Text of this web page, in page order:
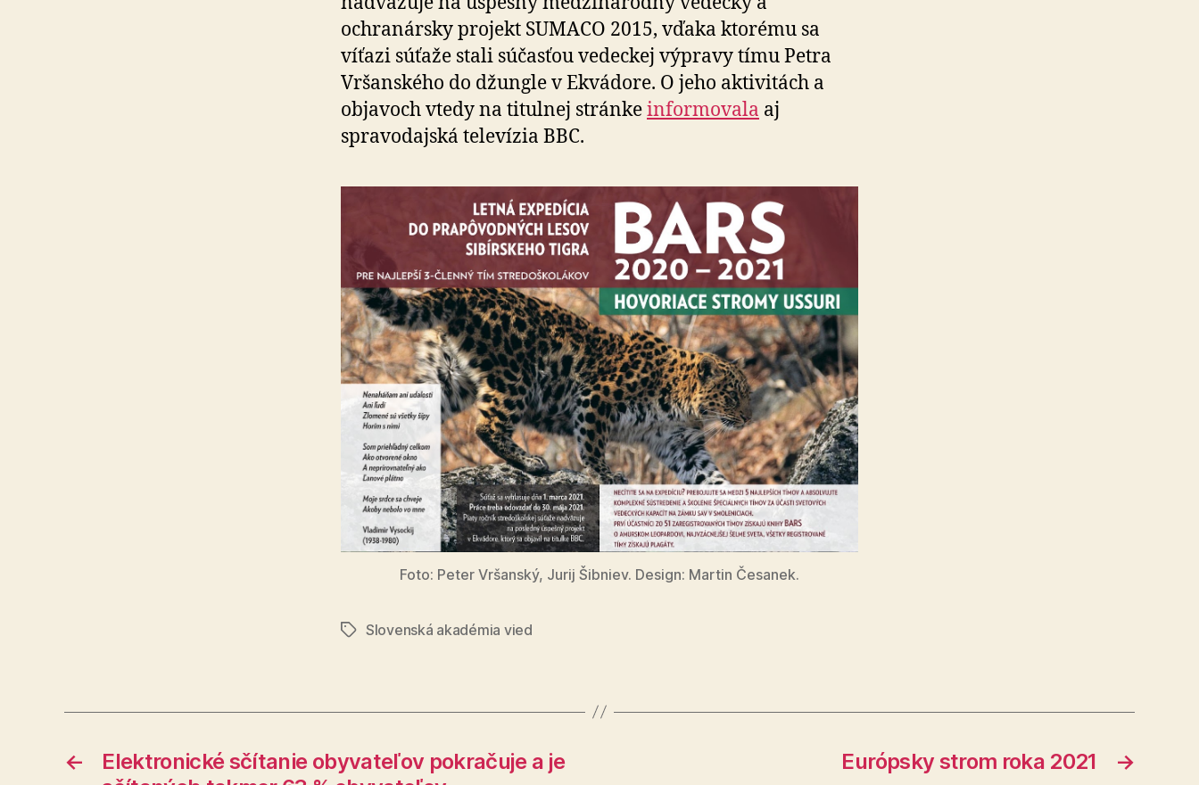
ochranársky projekt SUMACO 2015, vďaka ktorému sa
víťazi súťaže stali súčasťou vedeckej výpravy tímu Petra
Vršanského do džungle v Ekvádore. O jeho aktivitách a
objavoch vtedy na titulnej stránkeinformovala aj
spravodajská televízia BBC.
Foto: Peter Vršanský, Jurij Šibniev. Design: Martin Česanek.
ZnačkySlovenská akadémia vied
←
Elektronické sčítanie obyvateľov pokračuje a je
→
Európsky strom roka 2021